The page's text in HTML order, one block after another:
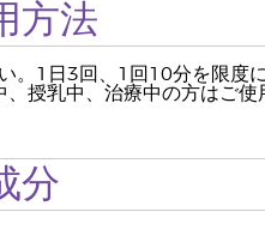
方法
1日3回、1回10分を限度
授乳中、治療中の方はご
分